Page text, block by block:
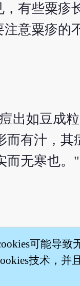
有些粟疹
意粟疹的
出如豆成
有汁，其
而无寒也。"
可能导致
技术，并